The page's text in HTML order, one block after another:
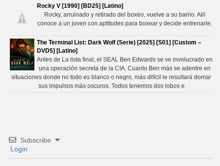
Rocky V [1990] [BD25] [Latino]
Rocky, arruinado y retirado del boxeo, vuelve a su barrio. Allí
conoce a un joven con aptitudes para boxear y decide entrenarle.
The Terminal List: Dark Wolf (Serie) [2025] [S01] [Custom –
DVD5] [Latino]
Antes de La lista final, el SEAL Ben Edwards se ve involucrado en
una operación secreta de la CIA. Cuanto Ben más se adentre en
situaciones donde no todo es blanco o negro, más difícil le resultará domar
sus impulsos más oscuros. Todos tenemos dos lobos e
Subscribe
Login